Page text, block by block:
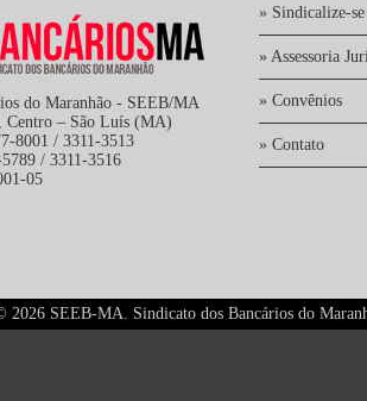
do Maranhão - SEEB/MA
Centro – São Luís (MA)
8001 / 3311-3513
/ 3311-3516
05
» Sindicalize-se
» Assessoria
» Convênios
» Contato
2026 SEEB-MA. Sindicato dos Bancários do